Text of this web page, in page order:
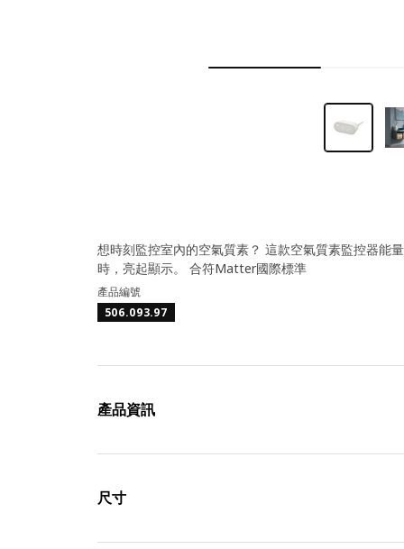
想時刻監控室內的空氣質素？ 這款空氣質素監控器能
時，亮起顯示。 合符Matter國際標準
產品編號
506.093.97
產品資訊
尺寸